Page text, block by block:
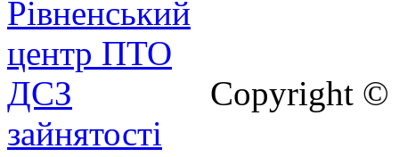
Copyright
зайнятості